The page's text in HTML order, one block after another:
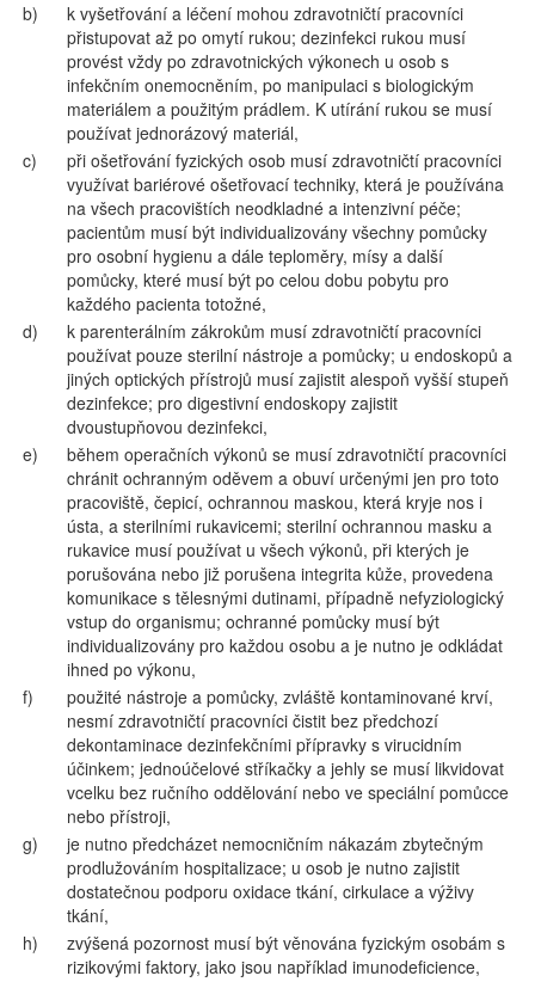
b)
k vyšetřování a léčení mohou zdravotničtí pracovníci
přistupovat až po omytí rukou; dezinfekci rukou musí
provést vždy po zdravotnických výkonech u osob s
infekčním onemocněním, po manipulaci s biologickým
materiálem a použitým prádlem. K utírání rukou se musí
používat jednorázový materiál,
c)
při ošetřování fyzických osob musí zdravotničtí pracovníci
využívat bariérové ošetřovací techniky, která je používána
na všech pracovištích neodkladné a intenzivní péče;
pacientům musí být individualizovány všechny pomůcky
pro osobní hygienu a dále teploměry, mísy a další
pomůcky, které musí být po celou dobu pobytu pro
každého pacienta totožné,
d)
k parenterálním zákrokům musí zdravotničtí pracovníci
používat pouze sterilní nástroje a pomůcky; u endoskopů a
jiných optických přístrojů musí zajistit alespoň vyšší stupeň
dezinfekce; pro digestivní endoskopy zajistit
dvoustupňovou dezinfekci,
e)
během operačních výkonů se musí zdravotničtí pracovníci
chránit ochranným oděvem a obuví určenými jen pro toto
pracoviště, čepicí, ochrannou maskou, která kryje nos i
ústa, a sterilními rukavicemi; sterilní ochrannou masku a
rukavice musí používat u všech výkonů, při kterých je
porušována nebo již porušena integrita kůže, provedena
komunikace s tělesnými dutinami, případně nefyziologický
vstup do organismu; ochranné pomůcky musí být
individualizovány pro každou osobu a je nutno je odkládat
ihned po výkonu,
f)
použité nástroje a pomůcky, zvláště kontaminované krví,
nesmí zdravotničtí pracovníci čistit bez předchozí
dekontaminace dezinfekčními přípravky s virucidním
účinkem; jednoúčelové stříkačky a jehly se musí likvidovat
vcelku bez ručního oddělování nebo ve speciální pomůcce
nebo přístroji,
g)
je nutno předcházet nemocničním nákazám zbytečným
prodlužováním hospitalizace; u osob je nutno zajistit
dostatečnou podporu oxidace tkání, cirkulace a výživy
tkání,
h)
zvýšená pozornost musí být věnována fyzickým osobám s
rizikovými faktory, jako jsou například imunodeficience,